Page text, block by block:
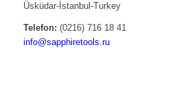
Üsküdar-İstanbul-Turkey
Telefon: (0216) 716 18 41
info@sapphiretools.ru